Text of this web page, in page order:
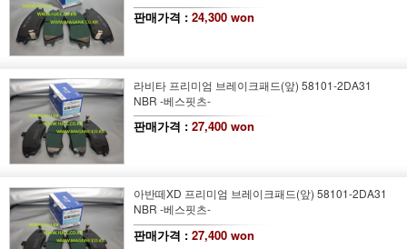
판매가격 : 24,300 won
라비타 프리미엄 브레이크패드(앞) 58101-2DA31
NBR -베스핏츠-
판매가격 : 27,400 won
아반떼XD 프리미엄 브레이크패드(앞) 58101-2DA31
NBR -베스핏츠-
판매가격 : 27,400 won